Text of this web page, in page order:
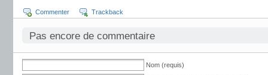
Commenter Trackback
Pas encore de commentaire
Nom (requis)